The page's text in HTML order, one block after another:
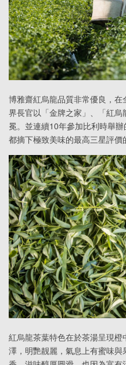
博雅齋紅烏龍品質非常優良，
界長官以「金牌之家」、「紅
冕。並連續10年參加比利時舉
都摘下極致美味的最高三星評價
紅烏龍茶葉特色在於茶湯呈現
澤，明艷靓麗，氣息上有蜜味